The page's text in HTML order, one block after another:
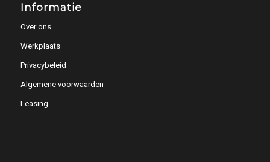
Informatie
Over ons
Werkplaats
Privacybeleid
Algemene voorwaarden
Leasing